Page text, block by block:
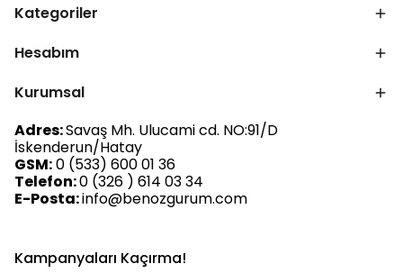
Kategoriler
Hesabım
Kurumsal
Adres:Savaş Mh. Ulucami cd. NO:91/D
İskenderun/Hatay
GSM:0 (533) 600 01 36
Telefon:0 (326 ) 614 03 34
E-Posta:info@benozgurum.com
Kampanyaları Kaçırma!